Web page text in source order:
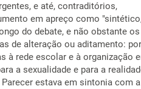
e até, contraditórios,
em apreço como
do debate, e não obstante os
de alteração ou aditamento: por
à rede escolar e à organização
a sexualidade e para a
estava em sintonia com a